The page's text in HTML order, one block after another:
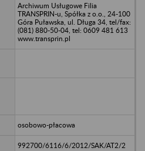
Archiwum Usługowe Filia
TRANSPRIN-u, Spółka z o.o., 24-100
Góra Puławska, ul. Długa 34, tel/fax:
(081) 880-50-04, tel: 0609 481 613
www.transprin.pl
osobowo-płacowa
992700/6116/6/2012/SAK/AT2/2